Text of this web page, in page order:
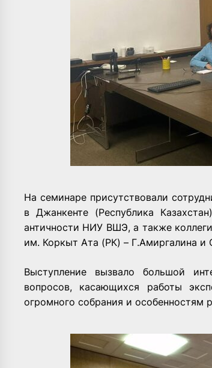
На семинаре присутствовали
в Джанкенте (Республика
античности НИУ ВШЭ, а также
им. Коркыт Ата (РК) – Г.Амиргалина и
Выступление вызвало большой
вопросов, касающихся работы
огромного собрания и особенностям